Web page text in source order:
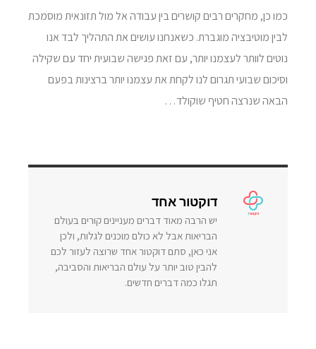
כמו כן, מחקרים רבים קושרים בין עבודה אל מול תזונאית מוסמכת
לבין מוטיבציה מוגברת. כשאנחנו עושים את התהליך לבד אנו
נוטים לוותר לעצמנו יותר, עם זאת פגישה שבועית יחד עם שקילה
וסיכום שבועי תגרום לנו לקחת את עצמנו יותר ברצינות בפעם
הבאה שנרצה חטיף שוקולד…
דוקטור אחד
יש הרבה מאוד דברים מעניינים קורים בעולם
הבריאות אבל לא כולם מוכנים לגלות, ולכן
אני כאן, סתם דוקטור אחד שרוצה לעזור לכם
להבין טוב יותר על עולם הבריאות והסביבה,
תגלו כמה דברים חדשים.